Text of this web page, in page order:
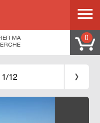
la plage - Kerlouan - Finistère
0
MA
1/12